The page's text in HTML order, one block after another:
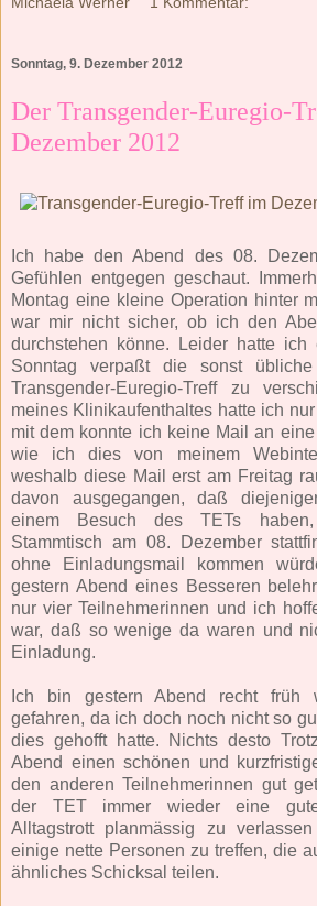
Sonntag, 9. Dezember 2012
Der Transgender-Euregio-
Dezember 2012
Ich habe den Abend des 08.
Gefühlen entgegen geschaut.
Montag eine kleine Operation hinter
war mir nicht sicher, ob ich den
durchstehen könne. Leider hatte
Sonntag verpaßt die sonst
Transgender-Euregio-Treff zu
meines Klinikaufenthaltes hatte ich
mit dem konnte ich keine Mail an
wie ich dies von meinem
weshalb diese Mail erst am Freitag
davon ausgegangen, daß
einem Besuch des TETs
Stammtisch am 08. Dezember
ohne Einladungsmail kommen
gestern Abend eines Besseren
nur vier Teilnehmerinnen und ich
war, daß so wenige da waren und
Einladung.
Ich bin gestern Abend recht früh
gefahren, da ich doch noch nicht so
dies gehofft hatte. Nichts desto
Abend einen schönen und
den anderen Teilnehmerinnen gut
der TET immer wieder eine
Alltagstrott planmässig zu
einige nette Personen zu treffen, die
ähnliches Schicksal teilen.